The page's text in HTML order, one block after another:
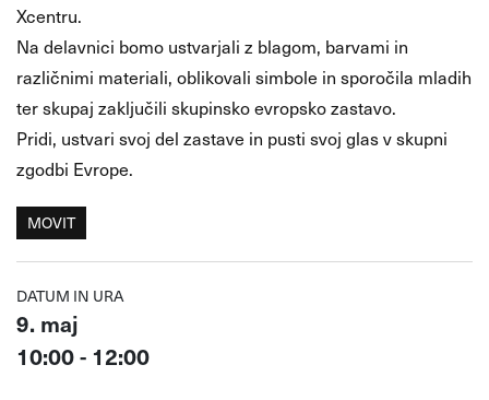
Xcentru.
Na delavnici bomo ustvarjali z blagom, barvami in
različnimi materiali, oblikovali simbole in sporočila mladih
ter skupaj zaključili skupinsko evropsko zastavo.
Pridi, ustvari svoj del zastave in pusti svoj glas v skupni
zgodbi Evrope.
MOVIT
DATUM IN URA
9. maj
10:00 - 12:00